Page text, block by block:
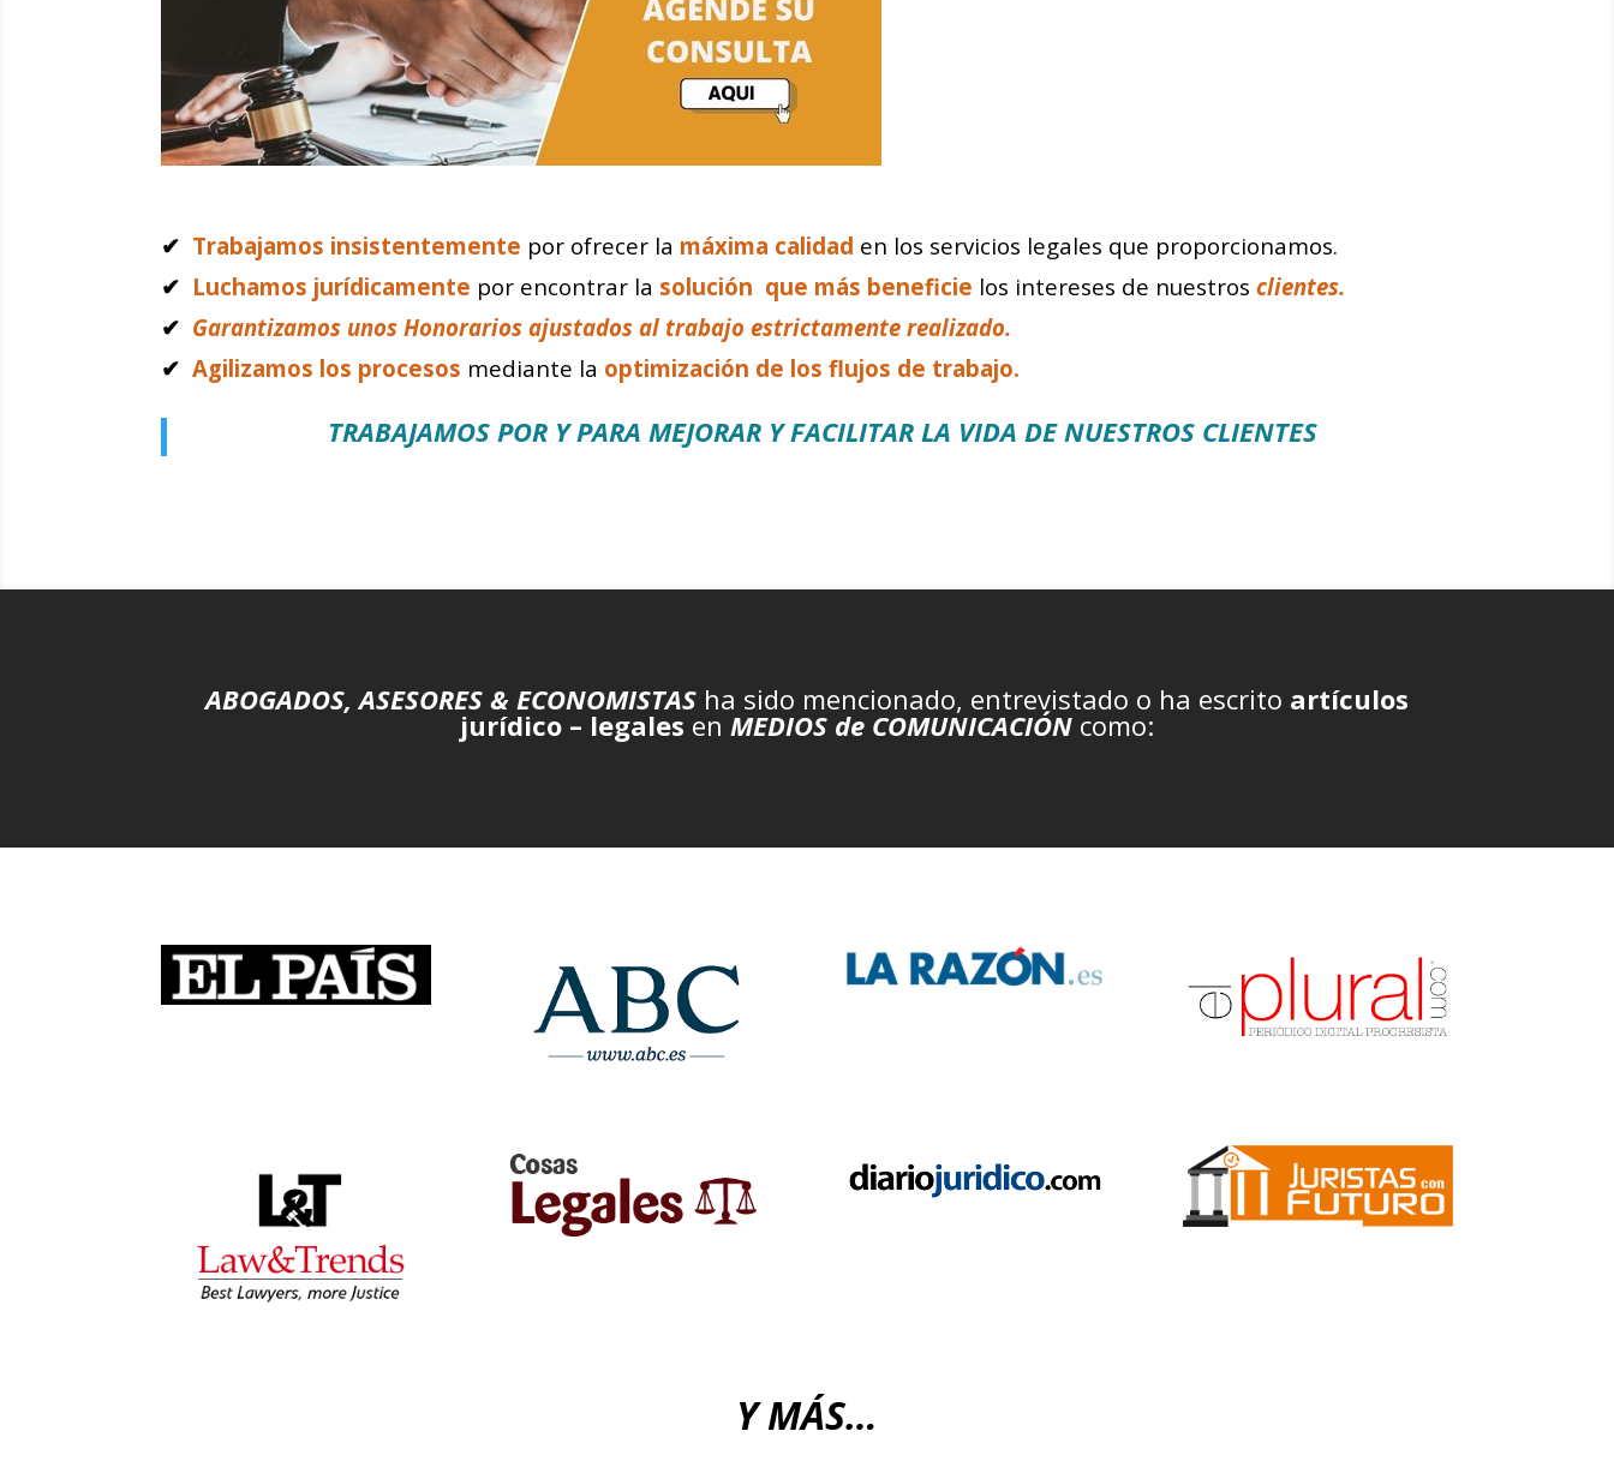
✔ Trabajamos insistentemente por ofrecer la máxima calidad en los servicios legales que proporcionamos.
✔ Luchamos jurídicamente por encontrar la solución que más beneficie los intereses de nuestros clientes.
✔ Garantizamos unos Honorarios ajustados al trabajo estrictamente realizado.
✔Agilizamos los procesos mediante la optimización de los flujos de trabajo.
TRABAJAMOS POR Y PARA MEJORAR Y FACILITAR LA VIDA DE NUESTROS CLIENTES
ABOGADOS, ASESORES & ECONOMISTAS ha sido mencionado, entrevistado o ha escrito artículos
jurídico – legales en MEDIOS de COMUNICACIÓN como:
Y MÁS…